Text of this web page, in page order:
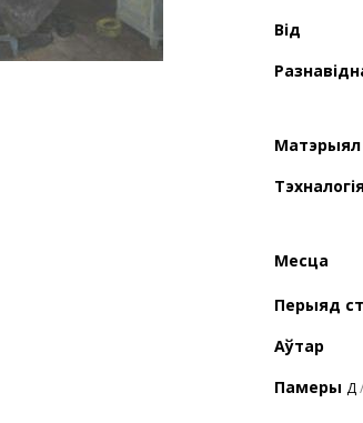
Від
Матэрыял
Месца
Перыяд
Аўтар
Памеры Д/